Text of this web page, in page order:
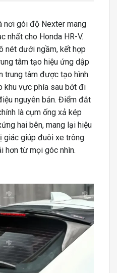
nơi gói độ Nexter mang
nhất cho Honda HR-V.
nét dưới ngầm, kết hợp
tâm tạo hiệu ứng dập
trung tâm được tạo hình
khu vực phía sau bớt đi
nguyên bản. Điểm đắt
là cụm ống xả kép
hai bên, mang lại hiệu
giác giúp đuôi xe trông
hơn từ mọi góc nhìn.